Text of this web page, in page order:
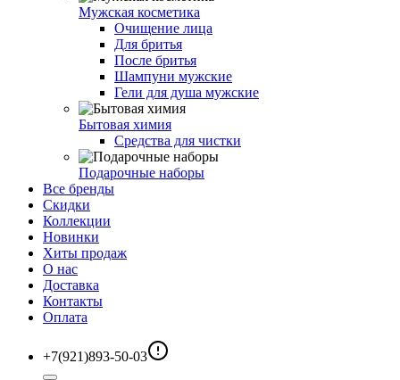
Мужская косметика
Очищение лица
Для бритья
После бритья
Шампуни мужские
Гели для душа мужские
Бытовая химия
Средства для чистки
Подарочные наборы
Все бренды
Скидки
Коллекции
Новинки
Хиты продаж
О нас
Доставка
Контакты
Оплата
+7(921)893-50-03